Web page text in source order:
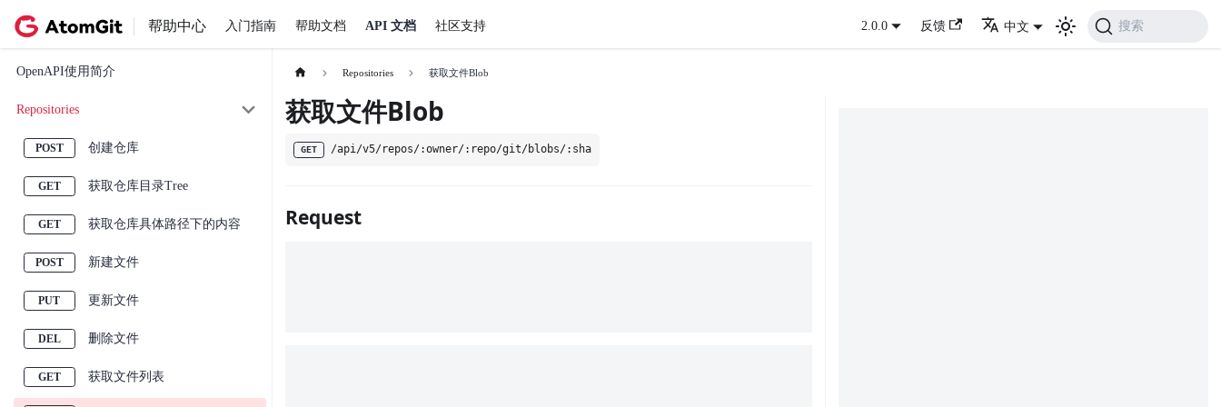
帮助中心 入门指南 帮助文档 API 文档 社区支持 2.0.0 反馈 中文 搜索
OpenAPI使用简介
Repositories
创建仓库
获取仓库目录Tree
获取仓库具体路径下的内容
新建文件
更新文件
删除文件
获取文件列表
Repositories 获取文件Blob
获取文件Blob
GET /api/v5/repos/:owner/:repo/git/blobs/:sha
Request